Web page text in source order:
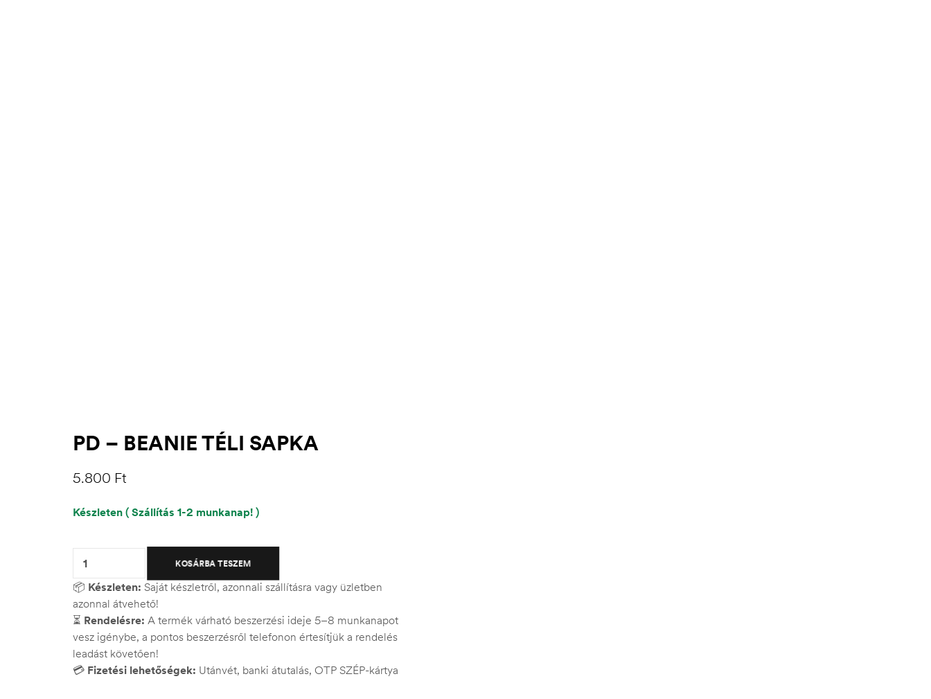
PD – BEANIE TÉLI SAPKA
5.800 Ft
Készleten ( Szállítás 1-2 munkanap! )
KOSÁRBA TESZEM
📦 Készleten: Saját készletről, azonnali szállításra vagy üzletben
azonnal átvehető!
⏳ Rendelésre: A termék várható beszerzési ideje 5–8 munkanapot
vesz igénybe, a pontos beszerzésről telefonon értesítjük a rendelés
leadást követően!
💳 Fizetési lehetőségek: Utánvét, banki átutalás, OTP SZÉP-kártya